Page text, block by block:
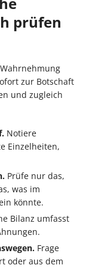
prüfen
zur Botschaft
und zugleich
Notiere
Einzelheiten,
Prüfe nur das,
was im
könnte.
Bilanz umfasst
Frage
oder aus dem